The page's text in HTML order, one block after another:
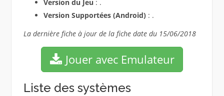
Version du Jeu : .
Version Supportées (Android): .
La dernière fiche à jour de la fiche date du 15/06/2018
Jouer avec Emulateur
Liste des systèmes